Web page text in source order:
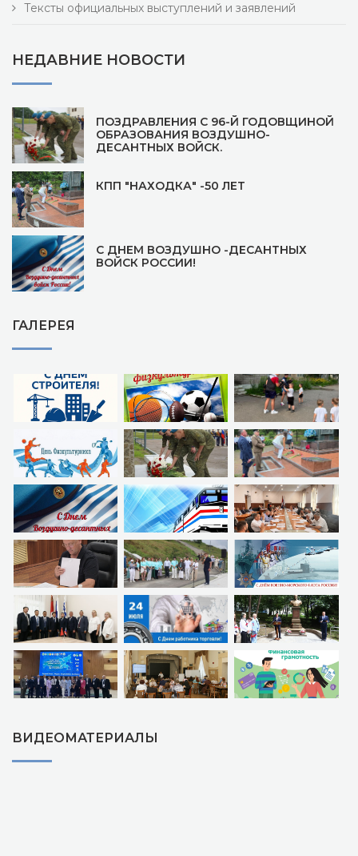
Тексты официальных выступлений и заявлений
НЕДАВНИЕ НОВОСТИ
ПОЗДРАВЛЕНИЯ С 96-Й ГОДОВЩИНОЙ
ОБРАЗОВАНИЯ ВОЗДУШНО-
ДЕСАНТНЫХ ВОЙСК.
КПП "НАХОДКА" -50 ЛЕТ
С ДНЕМ ВОЗДУШНО -ДЕСАНТНЫХ
ВОЙСК РОССИИ!
ГАЛЕРЕЯ
ВИДЕОМАТЕРИАЛЫ